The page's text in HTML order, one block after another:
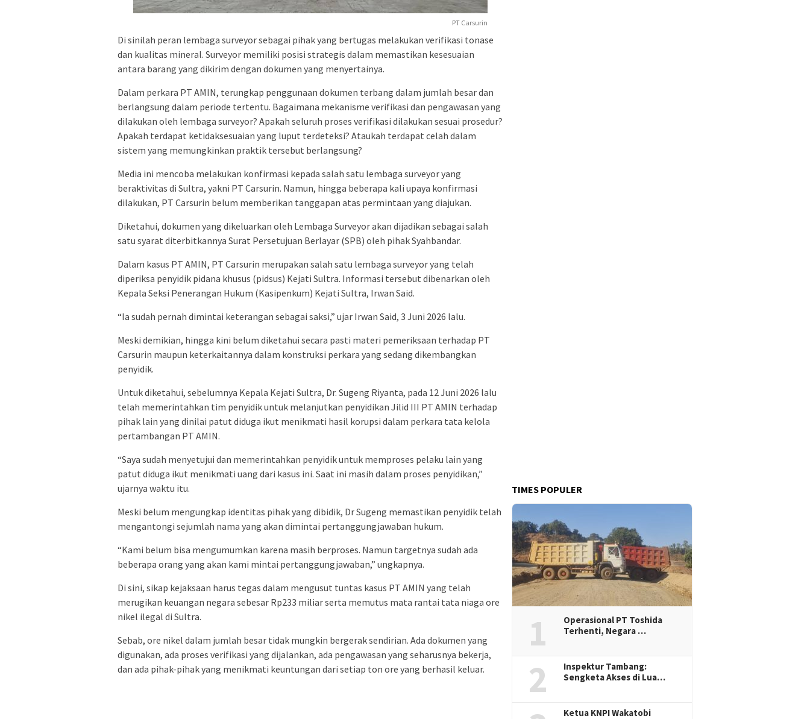
PT Carsurin
Di sinilah peran lembaga surveyor sebagai pihak yang bertugas melakukan verifikasi tonase
dan kualitas mineral. Surveyor memiliki posisi strategis dalam memastikan kesesuaian
antara barang yang dikirim dengan dokumen yang menyertainya.
Dalam perkara PT AMIN, terungkap penggunaan dokumen terbang dalam jumlah besar dan
berlangsung dalam periode tertentu. Bagaimana mekanisme verifikasi dan pengawasan yang
dilakukan oleh lembaga surveyor? Apakah seluruh proses verifikasi dilakukan sesuai prosedur?
Apakah terdapat ketidaksesuaian yang luput terdeteksi? Ataukah terdapat celah dalam
sistem yang memungkinkan praktik tersebut berlangsung?
Media ini mencoba melakukan konfirmasi kepada salah satu lembaga surveyor yang
beraktivitas di Sultra, yakni PT Carsurin. Namun, hingga beberapa kali upaya konfirmasi
dilakukan, PT Carsurin belum memberikan tanggapan atas permintaan yang diajukan.
Diketahui, dokumen yang dikeluarkan oleh Lembaga Surveyor akan dijadikan sebagai salah
satu syarat diterbitkannya Surat Persetujuan Berlayar (SPB) oleh pihak Syahbandar.
Dalam kasus PT AMIN, PT Carsurin merupakan salah satu lembaga surveyor yang telah
diperiksa penyidik pidana khusus (pidsus) Kejati Sultra. Informasi tersebut dibenarkan oleh
Kepala Seksi Penerangan Hukum (Kasipenkum) Kejati Sultra, Irwan Said.
“Ia sudah pernah dimintai keterangan sebagai saksi,” ujar Irwan Said, 3 Juni 2026 lalu.
Meski demikian, hingga kini belum diketahui secara pasti materi pemeriksaan terhadap PT
Carsurin maupun keterkaitannya dalam konstruksi perkara yang sedang dikembangkan
penyidik.
Untuk diketahui, sebelumnya Kepala Kejati Sultra, Dr. Sugeng Riyanta, pada 12 Juni 2026 lalu
telah memerintahkan tim penyidik untuk melanjutkan penyidikan Jilid III PT AMIN terhadap
pihak lain yang dinilai patut diduga ikut menikmati hasil korupsi dalam perkara tata kelola
pertambangan PT AMIN.
“Saya sudah menyetujui dan memerintahkan penyidik untuk memproses pelaku lain yang
patut diduga ikut menikmati uang dari kasus ini. Saat ini masih dalam proses penyidikan,”
ujarnya waktu itu.
Meski belum mengungkap identitas pihak yang dibidik, Dr Sugeng memastikan penyidik telah
mengantongi sejumlah nama yang akan dimintai pertanggungjawaban hukum.
“Kami belum bisa mengumumkan karena masih berproses. Namun targetnya sudah ada
beberapa orang yang akan kami mintai pertanggungjawaban,” ungkapnya.
Di sini, sikap kejaksaan harus tegas dalam mengusut tuntas kasus PT AMIN yang telah
merugikan keuangan negara sebesar Rp233 miliar serta memutus mata rantai tata niaga ore
nikel ilegal di Sultra.
Sebab, ore nikel dalam jumlah besar tidak mungkin bergerak sendirian. Ada dokumen yang
digunakan, ada proses verifikasi yang dijalankan, ada pengawasan yang seharusnya bekerja,
dan ada pihak-pihak yang menikmati keuntungan dari setiap ton ore yang berhasil keluar.
TIMES POPULER
1
Operasional PT Toshida
Terhenti, Negara …
2
Inspektur Tambang:
Sengketa Akses di Lua…
Ketua KNPI Wakatobi